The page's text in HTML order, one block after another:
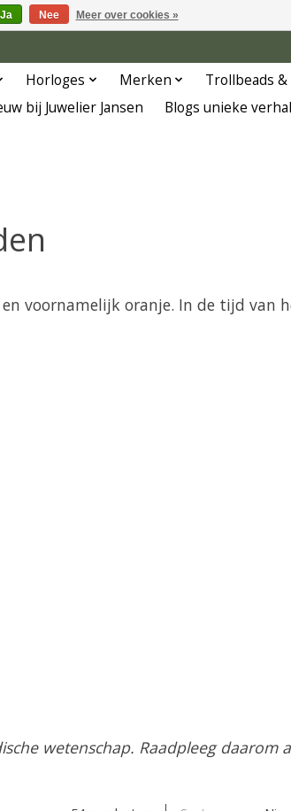
Horloges Merken
Trollbeads &
bij Juwelier Jansen Blogs unieke
voornamelijk oranje. In de tijd van
wetenschap. Raadpleeg daarom
Ja Nee Meer over cookies »